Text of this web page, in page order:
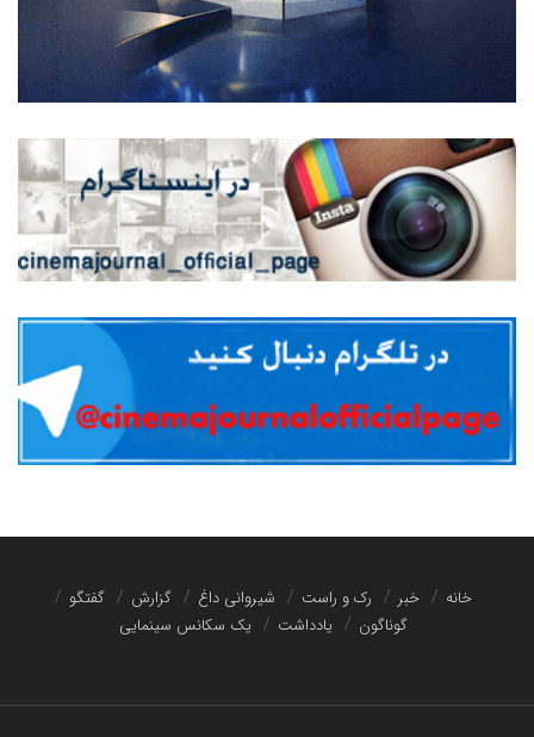
خانه خبر رک و راست شیروانی داغ گزارش
گفتگو
گوناگون
یادداشت یک سکانس سینمایی